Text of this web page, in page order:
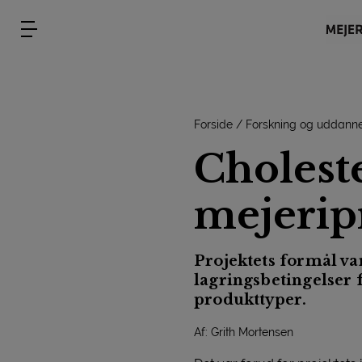
Forside Forskning og
Projektets formål
produkttyper.
Af: Grith Mortensen